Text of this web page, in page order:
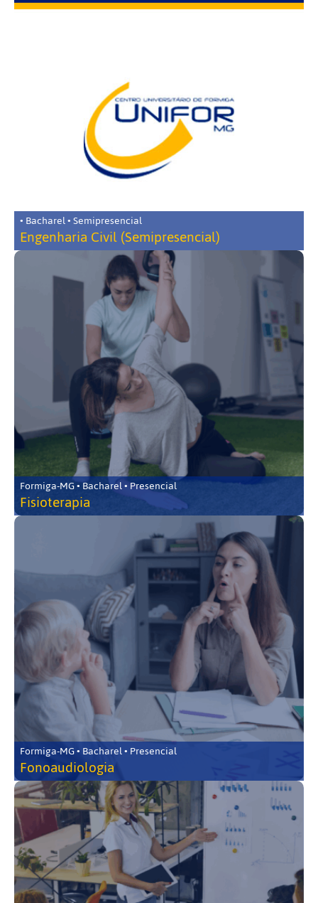
• Bacharel • Semipresencial
Engenharia Civil (Semipresencial)
Formiga-MG • Bacharel • Presencial
Fisioterapia
Formiga-MG • Bacharel • Presencial
Fonoaudiologia